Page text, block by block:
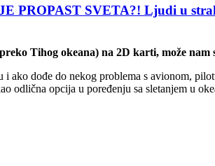
SVETA?! Ljudi u
Tihog okeana) na 2D karti, može
dođe do nekog problema s avionom,
odlična opcija u poređenju sa sletanjem u